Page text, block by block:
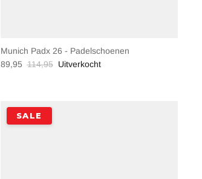
Munich Padx 26 - Padelschoenen
89,95 114,95 Uitverkocht
SALE